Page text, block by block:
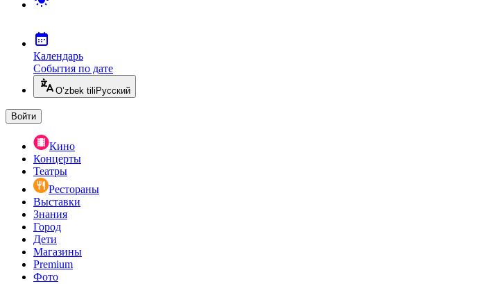
Календарь
События по дате
O’zbek tili Русский
Войти
Кино
Концерты
Театры
Рестораны
Выставки
Знания
Город
Дети
Магазины
Premium
Фото